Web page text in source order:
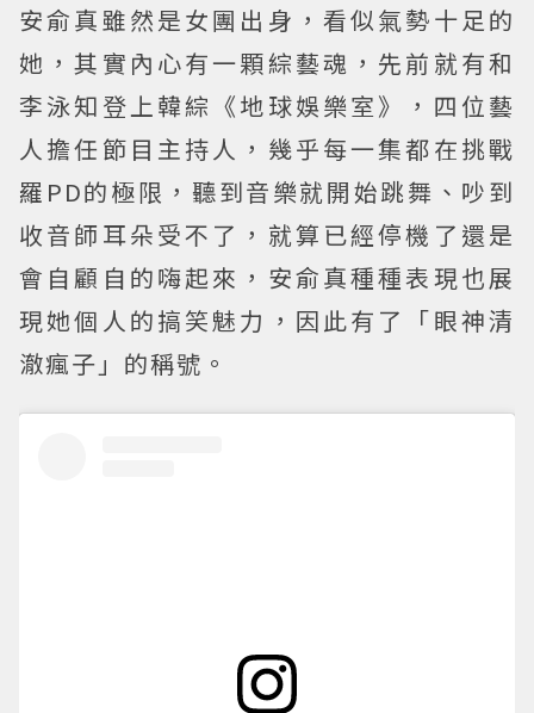
安俞真雖然是女團出身，看似氣勢十足的
她，其實內心有一顆綜藝魂，先前就有和
李泳知登上韓綜《地球娛樂室》，四位藝
人擔任節目主持人，幾乎每一集都在挑戰
羅PD的極限，聽到音樂就開始跳舞、吵到
收音師耳朵受不了，就算已經停機了還是
會自顧自的嗨起來，安俞真種種表現也展
現她個人的搞笑魅力，因此有了「眼神清
澈瘋子」的稱號。